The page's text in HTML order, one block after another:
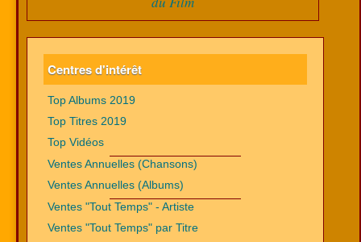
Centres d'intérêt
Top Albums 2019
Top Titres 2019
Top Vidéos
Ventes Annuelles (Chansons)
Ventes Annuelles (Albums)
Ventes "Tout Temps" - Artiste
Ventes "Tout Temps" par Titre